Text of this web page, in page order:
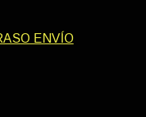
ENVÍO